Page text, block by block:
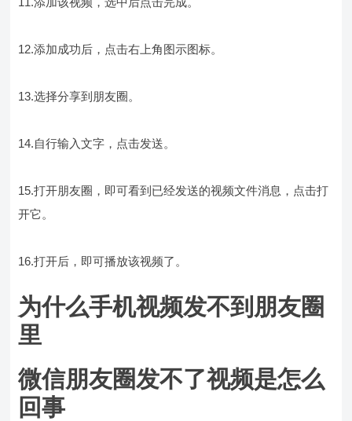
12.添加成功后，点击右上角图示图标。
13.选择分享到朋友圈。
14.自行输入文字，点击发送。
15.打开朋友圈，即可看到已经发送的视频文件消息，点击打
开它。
16.打开后，即可播放该视频了。
为什么手机视频发不到朋友圈
里
微信朋友圈发不了视频是怎么
回事